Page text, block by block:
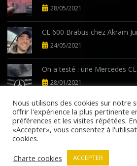
28/05/2021
CL 600 Brabus chez Akram
24/05/2021
On a testé : une Mercedes
28/01/2021
Politique de confidentialité
Nous utilisons des cookies sur notre
offrir l'expérience la plus pertinente
préférences et les visites répétées.
«Accepter», vous consentez à
cookies.
Charte cookies
ACCEPTER